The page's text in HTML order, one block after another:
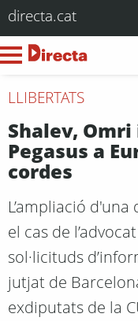
directa.cat
LLIBERTATS
Shalev,
Pegasus a
cordes
L’ampliació
el cas de
sol·licituds
jutjat de
exdiputats de la